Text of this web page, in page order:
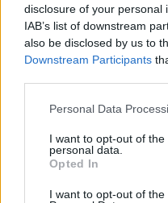
disclosure of your personal
IAB’s list of downstream
also be disclosed by us to
Downstream Participants
Please note that this
not limited to your visit or
grant or deny consent to
use your data for below
consent section.
Personal Data
I want to opt-out of
personal data.
Opted In
I want to opt-out of the
ΔΗΜΗΤΡΗΣ
Share:
Ακολουθήστε το
ενημερωθείτε πρώτοι για
τελευταία νέα
της ημέρας